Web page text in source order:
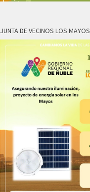
JUNTA DE VECINOS LOS MAYOS